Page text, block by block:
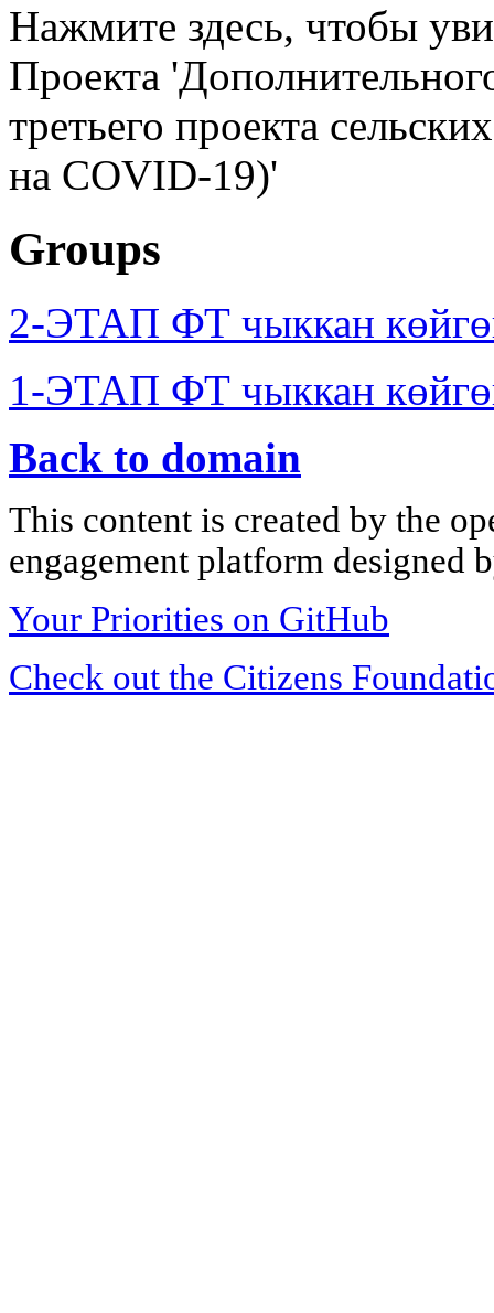
Нажмите здесь, чтобы
Проекта
третьего проекта
на COVID-19)'
Groups
2-ЭТАП ФТ чыккан
1-ЭТАП ФТ чыккан
Back to domain
This content is created by the
engagement platform designed
Your Priorities on GitHub
Check out the Citizens